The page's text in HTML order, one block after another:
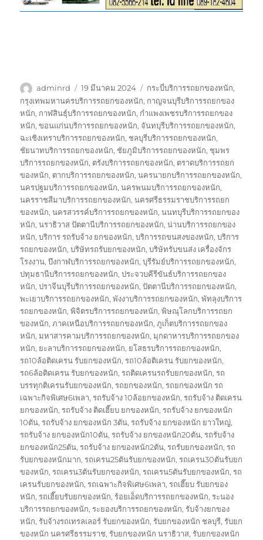
ผู้
เขียน
adminrd
เขียน
เมื่อ
19 มีนาคม 2024
ป้าย
กำกับ
กระบี่บริการรถยกของหนัก,
กรุงเทพมหานครบริการรถยกของหนัก, กาญจนบุรีบริการรถยกของ
หนัก, กาฬสินธุ์บริการรถยกของหนัก, กำแพงเพชรบริการรถยกของ
หนัก,ขอนแก่นบริการรถยกของหนัก, จันทบุรีบริการรถยกของหนัก,
ฉะเชิงเทราบริการรถยกของหนัก, ชลบุรีบริการรถยกของหนัก,
ชัยนาทบริการรถยกของหนัก, ชัยภูมิบริการรถยกของหนัก, ชุมพร
บริการรถยกของหนัก, ตรังบริการรถยกของหนัก, ตราดบริการรถยก
ของหนัก, ตากบริการรถยกของหนัก,นครนายกบริการรถยกของหนัก,
นครปฐมบริการรถยกของหนัก,นครพนมบริการรถยกของหนัก,
นครราชสีมาบริการรถยกของหนัก,นครศรีธรรมราชบริการรถยก
ของหนัก,นครสวรรค์บริการรถยกของหนัก,นนทบุรีบริการรถยกของ
หนัก,นราธิวาส ปัตตานีบริการรถยกของหนัก,น่านบริการรถยกของ
หนัก,บริการ รถรับจ้าง ยกของหนัก,บริการรถขนสงของหนัก,บริการ
รถยกของหนัก,บริษัทรถรับยกของหนัก,บริษัทรับขนส่ง เครื่องจักร
โรงงาน,บึงกาฬบริการรถยกของหนัก,บุรีรัมย์บริการรถยกของหนัก,
ปทุมธานีบริการรถยกของหนัก,ประจวบคีรีขันธ์บริการรถยกของ
หนัก,ปราจีนบุรีบริการรถยกของหนัก,ปัตตานีบริการรถยกของหนัก,
พะเยาบริการรถยกของหนัก,พังงาบริการรถยกของหนัก,พัทลุงบริการ
รถยกของหนัก,พิจิตรบริการรถยกของหนัก,พิษณุโลกบริการรถยก
ของหนัก,ภาคเหนือบริการรถยกของหนัก,ภูเก็ตบริการรถยกของ
หนัก,มหาสารคามบริการรถยกของหนัก,มุกดาหารบริการรถยกของ
หนัก, ยะลาบริการรถยกของหนัก, ยโสธรบริการรถยกของหนัก,
รถ10ล้อติดเครน รับยกของหนัก,รถ10ล้อติเครน รับยกของหนัก,
รถ6ล้อติดเครน รับยกของหนัก,รถติดเครนรถรับยกของหนัก,รถ
บรรทุกติเครนรับยกของหนัก,รถยกของหนัก,รถยกของหนัก รถ
เฉพาะกิจพิเศษ6เพลา,รถรับจ้าง 10ล้อยกของหนัก,รถรับจ้าง ติดเครน
ยกของหนัก,รถรับจ้าง ติดเฮี๊ยบ ยกของหนัก,รถรับจ้าง ยกของหนัก
10ตัน,รถรับจ้าง ยกของหนัก 3ตัน,รถรับจ้าง ยกของหนัก ยาวใหญ่,
รถรับจ้าง ยกของหนัก10ตัน,รถรับจ้าง ยกของหนัก20ตัน,รถรับจ้าง
ยกของหนัก25ตัน,รถรับจ้าง ยกของหนัก2ตัน,รถรับยกของหนัก,รถ
รับยกของหนักมาก,รถเครน25ตันรับยกของหนัก,รถเครน30ตันรับยก
ของหนัก,รถเครน3ตันรับยกของหนัก,รถเครน5ตันรับยกของหนัก,รถ
เครนรับยกของหนัก,รถเฉพาะกิจพิเศษ6เพลา,รถเฮี๊ยบ รับยกของ
หนัก,รถเฮี๊ยบรับยกของหนัก,ร้อยเอ็ดบริการรถยกของหนัก,ระนอง
บริการรถยกของหนัก,ระยองบริการรถยกของหนัก,รับจ้างยกของ
หนัก,รับจ้างรถเทรลเลอร์ รับยกของหนัก,รับยกของหนัก ชลบุรี,รับยก
ของหนัก นครศรีธรรมราช,รับยกของหนัก นราธิวาส,รับยกของหนัก